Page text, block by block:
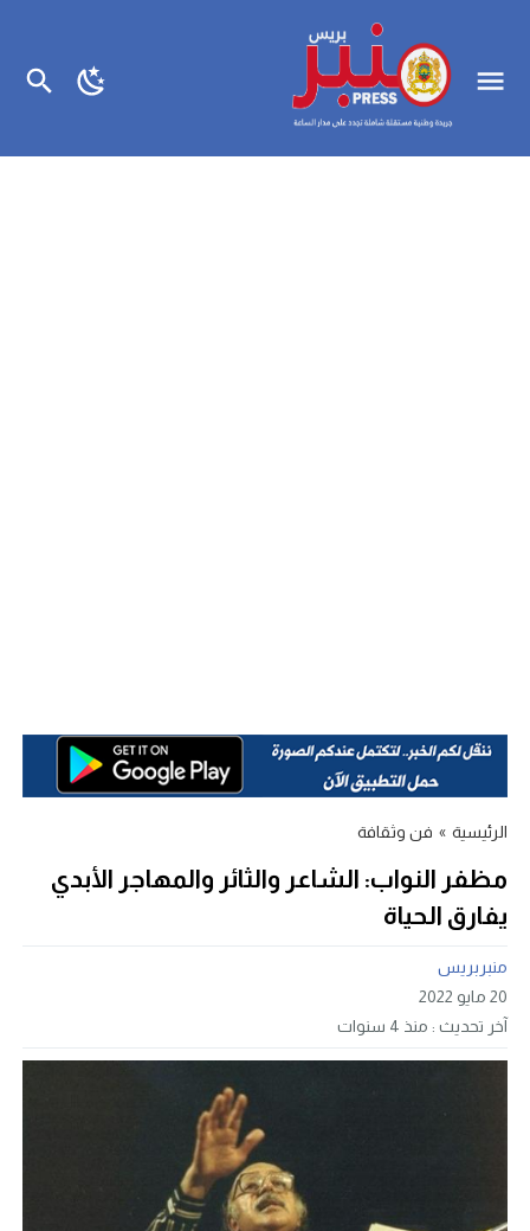
الرئيسية » فن وثقافة
مظفر النواب: الشاعر والثائر والمهاجر الأبدي
يفارق الحياة
منبربريس
20 مايو 2022
آخر تحديث : منذ 4 سنوات